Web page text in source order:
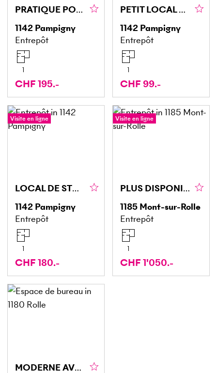
PRATIQUE POUR STOCKAGE (152)
1142 Pampigny
Entrepôt
1
CHF 195.-
PETIT LOCAL DE STOCKAGE (263 A)
1142 Pampigny
Entrepôt
1
CHF 99.-
Visite en ligne
LOCAL DE STOCKAGE PRATIQUE (260)
1142 Pampigny
Entrepôt
1
CHF 180.-
Visite en ligne
PLUS DISPONIBLE
1185 Mont-sur-Rolle
Entrepôt
1
CHF 1'050.-
MODERNE AVEC SOLUTION DE SERVICE ADAPTÉ